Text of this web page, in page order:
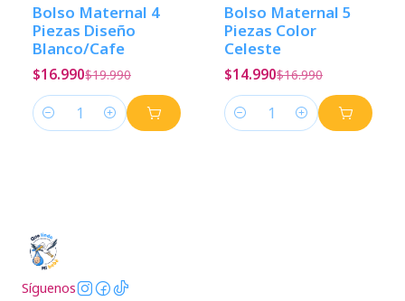
Bolso Maternal 4
Piezas Diseño
Blanco/Cafe
$16.990$19.990
Cantidad
Bolso Maternal 5
Piezas Color
Celeste
$14.990$16.990
Cantidad
Síguenos